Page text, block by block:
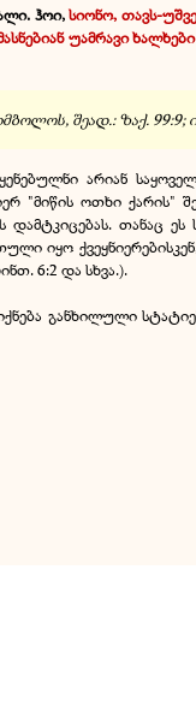
ჰოი,სიონო, თავს-
უამრავი
შეად.: ზაქ. 99:9;
არიან
"მიწის ოთხი ქარის"
თანაც
იყო
6:2 და სხვა.).
განხილული